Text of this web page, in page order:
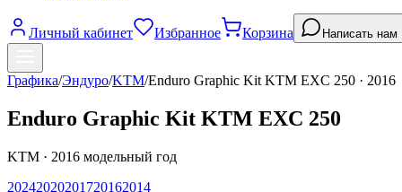
Личный кабинет Избранное Корзина Написать нам
Графика/Эндуро/KTM/Enduro Graphic Kit KTM EXC 250 · 2016
Enduro Graphic Kit KTM EXC 250
KTM · 2016 модельный год
20242020201720162014